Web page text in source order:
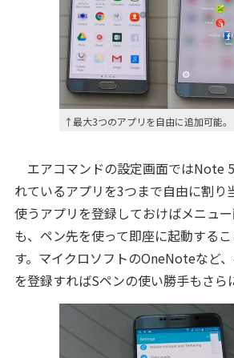
↑最大3つのアプリを自由に追加可能。
エアコマンドの設定画面ではNote
れているアプリを3つまで自由に割り
使うアプリを登録しておけばメニュ
も、ペン先を使って即座に起動する
す。マイクロソフトのOneNoteなど
を登録すればSペンの使い勝手もさら